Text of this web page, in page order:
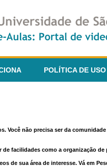
POLÍTICA DE USO
Você não precisa ser da
de facilidades como a organização
de sua área de interesse. Vá em